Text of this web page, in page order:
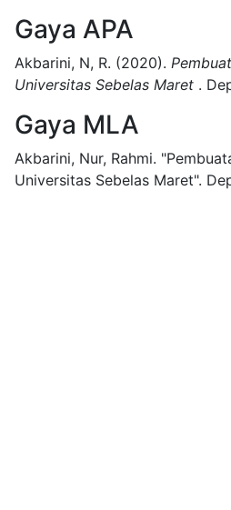
Gaya APA
Akbarini, N, R. (2020).
Universitas Sebelas Maret .
Gaya MLA
Akbarini, Nur, Rahmi.
Universitas Sebelas Maret".